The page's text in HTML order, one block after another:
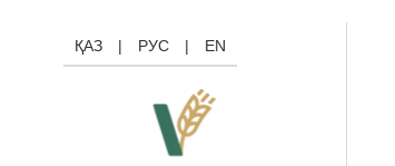
ҚАЗ | РУС | EN